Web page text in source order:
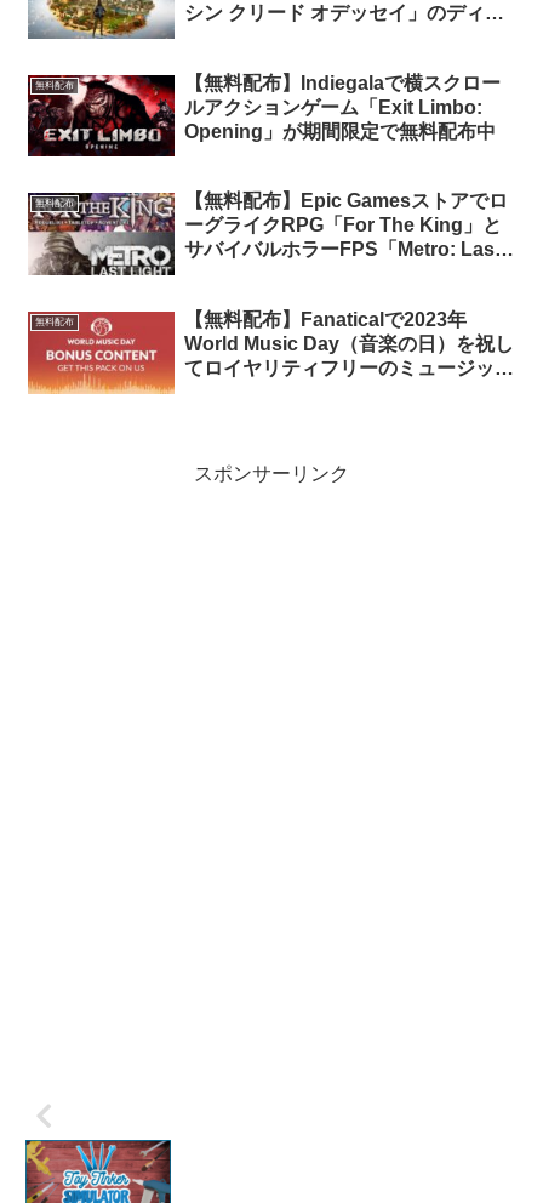
シン クリード オデッセイ」のディス
無料配布
【無料配布】Indiegalaで横スクロー
ルアクションゲーム「Exit Limbo:
Opening」が期間限定で無料配布中
無料配布
【無料配布】Epic Gamesストアでロ
ーグライクRPG「For The King」と
サバイバルホラーFPS「Metro: Last
無料配布
【無料配布】Fanaticalで2023年
World Music Day（音楽の日）を祝し
てロイヤリティフリーのミュージック
スポンサーリンク